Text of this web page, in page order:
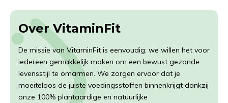
Over VitaminFit
De missie van VitaminFit is eenvoudig: we willen het voor
iedereen gemakkelijk maken om een bewust gezonde
levensstijl te omarmen. We zorgen ervoor dat je
moeiteloos de juiste voedingsstoffen binnenkrijgt dankzij
onze 100% plantaardige en natuurlijke